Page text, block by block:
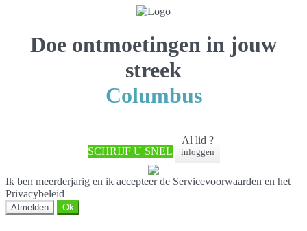
Doe ontmoetingen in jouw
streek
Columbus
SCHRIJF U SNEL
Al lid ?
inloggen
Ik ben meerderjarig en ik accepteer de Servicevoorwaarden en het
Privacybeleid
Afmelden Ok